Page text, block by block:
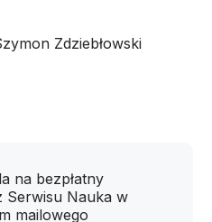
Zdziebłowski
na bezpłatny
Serwisu Nauka w
mailowego